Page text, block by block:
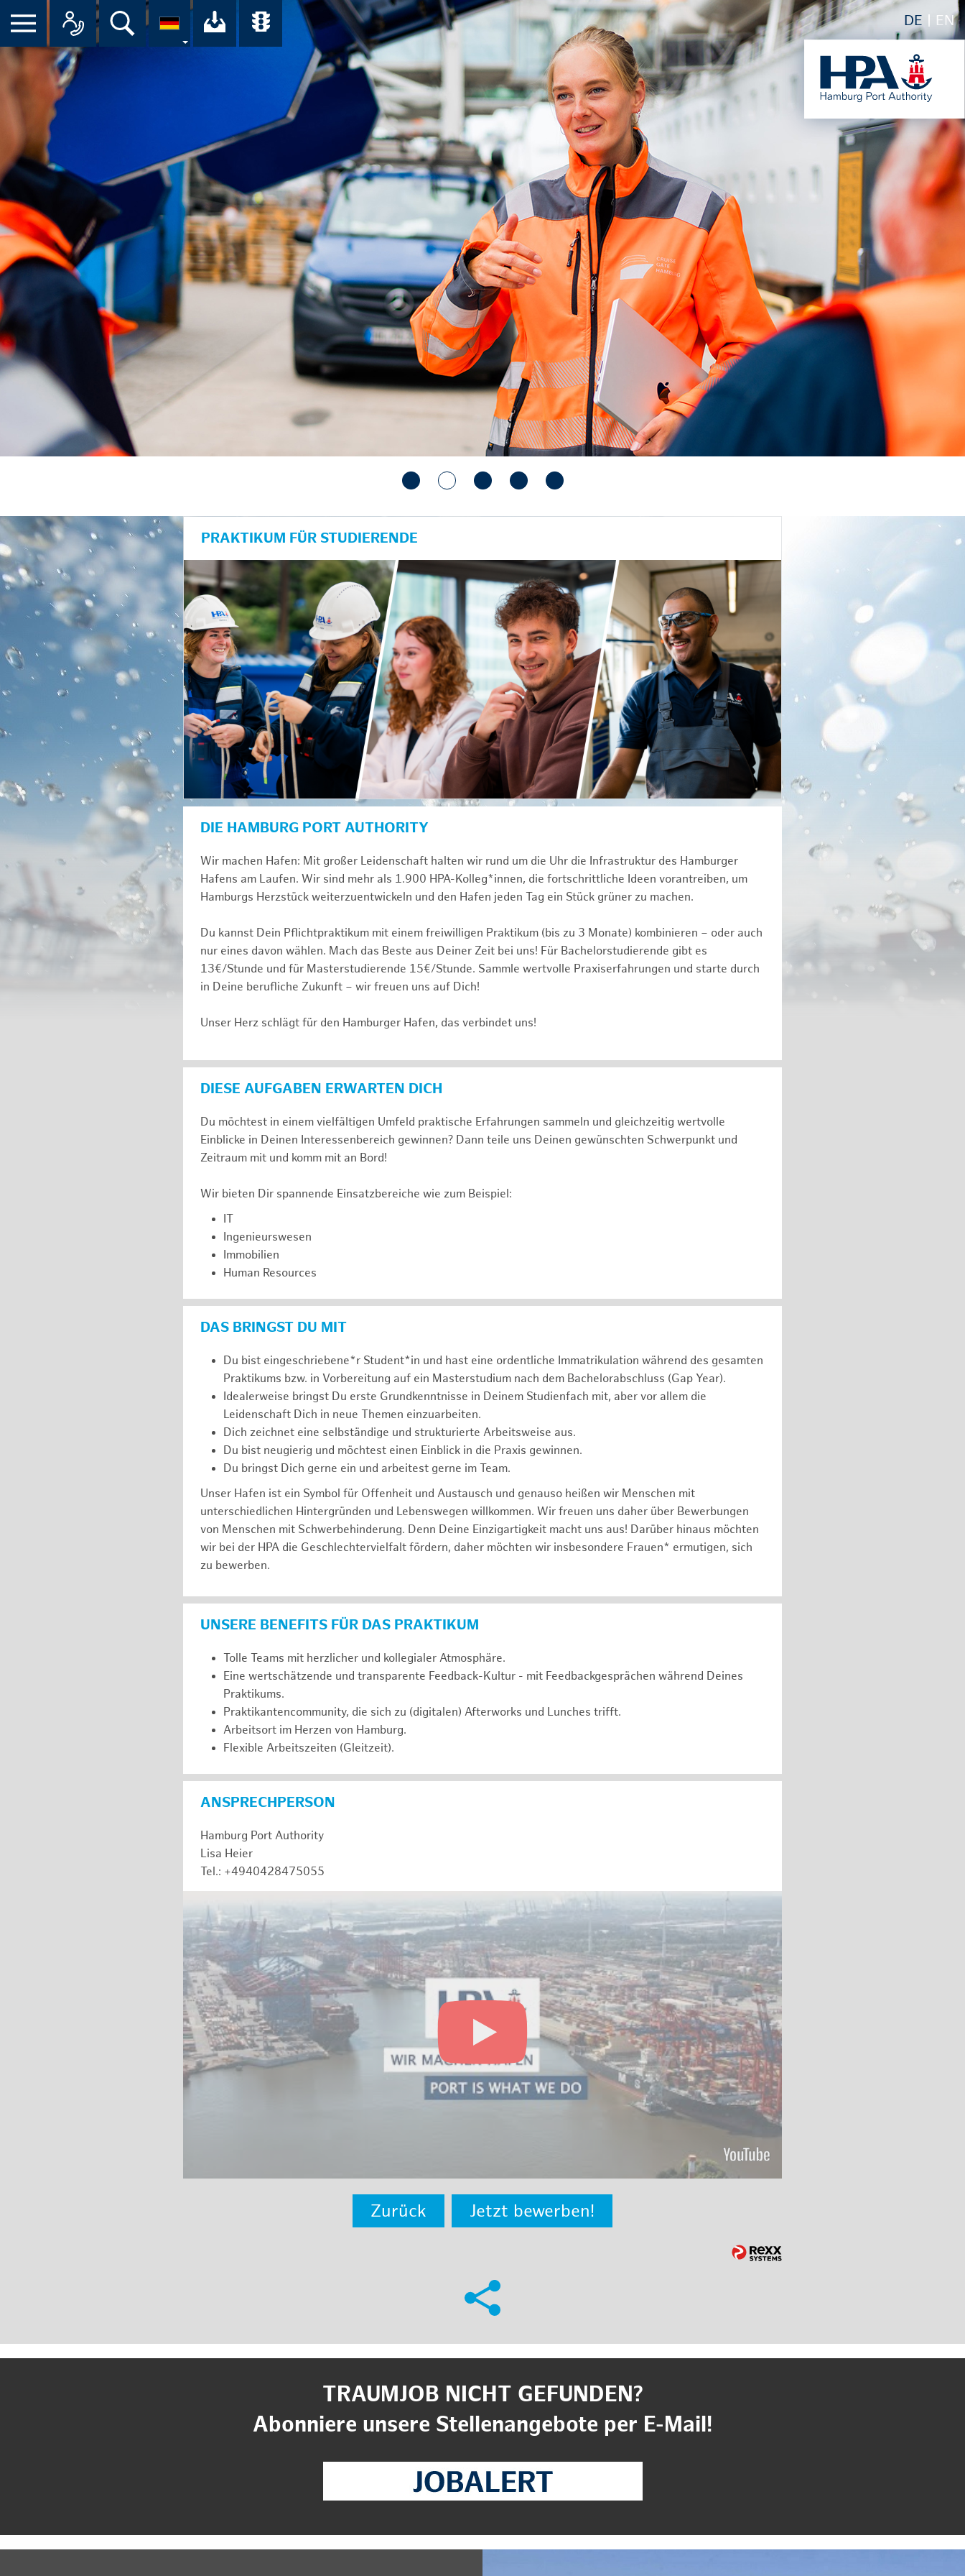
DE EN
Suche Ihr Download-Center der HPA
Übersicht aller Verkehrsmeldungen im Hafen am
PRAKTIKUM FÜR STUDIERENDE
DIE HAMBURG PORT AUTHORITY
Wir machen Hafen: Mit großer Leidenschaft halten wir rund um die Uhr die Infrastruktur des Hamburger
Hafens am Laufen. Wir sind mehr als 1.900 HPA-Kolleg*innen, die fortschrittliche Ideen vorantreiben, um
Hamburgs Herzstück weiterzuentwickeln und den Hafen jeden Tag ein Stück grüner zu machen.
Du kannst Dein Pflichtpraktikum mit einem freiwilligen Praktikum (bis zu 3 Monate) kombinieren – oder auch
nur eines davon wählen. Mach das Beste aus Deiner Zeit bei uns! Für Bachelorstudierende gibt es
13€/Stunde und für Masterstudierende 15€/Stunde. Sammle wertvolle Praxiserfahrungen und starte durch
in Deine berufliche Zukunft – wir freuen uns auf Dich!
Unser Herz schlägt für den Hamburger Hafen, das verbindet uns!
DIESE AUFGABEN ERWARTEN DICH
Du möchtest in einem vielfältigen Umfeld praktische Erfahrungen sammeln und gleichzeitig wertvolle
Einblicke in Deinen Interessenbereich gewinnen? Dann teile uns Deinen gewünschten Schwerpunkt und
Zeitraum mit und komm mit an Bord!
Wir bieten Dir spannende Einsatzbereiche wie zum Beispiel:
IT
Ingenieurswesen
Immobilien
Human Resources
DAS BRINGST DU MIT
Du bist eingeschriebene*r Student*in und hast eine ordentliche Immatrikulation während des gesamten
Praktikums bzw. in Vorbereitung auf ein Masterstudium nach dem Bachelorabschluss (Gap Year).
Idealerweise bringst Du erste Grundkenntnisse in Deinem Studienfach mit, aber vor allem die
Leidenschaft Dich in neue Themen einzuarbeiten.
Dich zeichnet eine selbständige und strukturierte Arbeitsweise aus.
Du bist neugierig und möchtest einen Einblick in die Praxis gewinnen.
Du bringst Dich gerne ein und arbeitest gerne im Team.
Unser Hafen ist ein Symbol für Offenheit und Austausch und genauso heißen wir Menschen mit
unterschiedlichen Hintergründen und Lebenswegen willkommen. Wir freuen uns daher über Bewerbungen
von Menschen mit Schwerbehinderung. Denn Deine Einzigartigkeit macht uns aus! Darüber hinaus möchten
wir bei der HPA die Geschlechtervielfalt fördern, daher möchten wir insbesondere Frauen* ermutigen, sich
zu bewerben.
UNSERE BENEFITS FÜR DAS PRAKTIKUM
Tolle Teams mit herzlicher und kollegialer Atmosphäre.
Eine wertschätzende und transparente Feedback-Kultur - mit Feedbackgesprächen während Deines
Praktikums.
Praktikantencommunity, die sich zu (digitalen) Afterworks und Lunches trifft.
Arbeitsort im Herzen von Hamburg.
Flexible Arbeitszeiten (Gleitzeit).
ANSPRECHPERSON
Hamburg Port Authority
Lisa Heier
Tel.: +4940428475055
Zurück Jetzt bewerben!
TRAUMJOB NICHT GEFUNDEN?
Abonniere unsere Stellenangebote per E-Mail!